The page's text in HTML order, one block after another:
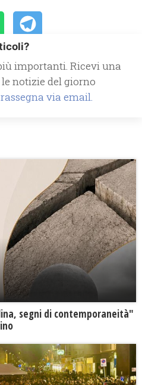
importanti. Ricevi una
notizie del giorno
via email.
segni di contemporaneità"